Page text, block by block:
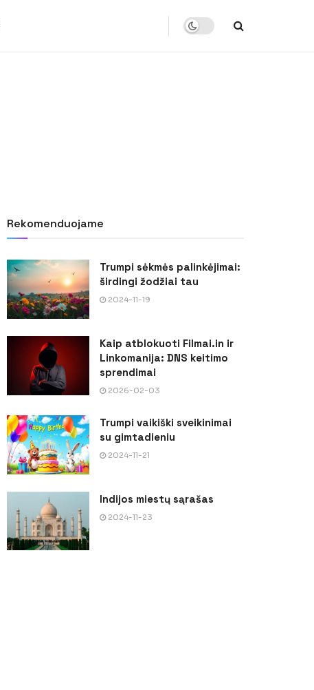
Rekomenduojame
Trumpi sėkmės palinkėjimai:
širdingi žodžiai tau
2024-11-19
Kaip atblokuoti Filmai.in ir
Linkomanija: DNS keitimo
sprendimai
2026-02-03
Trumpi vaikiški sveikinimai
su gimtadieniu
2024-11-21
Indijos miestų sąrašas
2024-11-23